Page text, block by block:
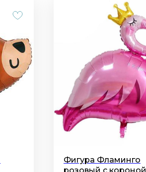
Фигура Фламинго